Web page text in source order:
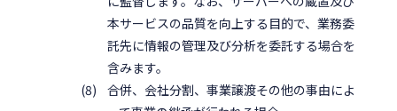
本サービスの品質を向上する目的で、業務委
託先に情報の管理及び分析を委託する場合を
含みます。
合併、会社分割、事業譲渡その他の事由によ